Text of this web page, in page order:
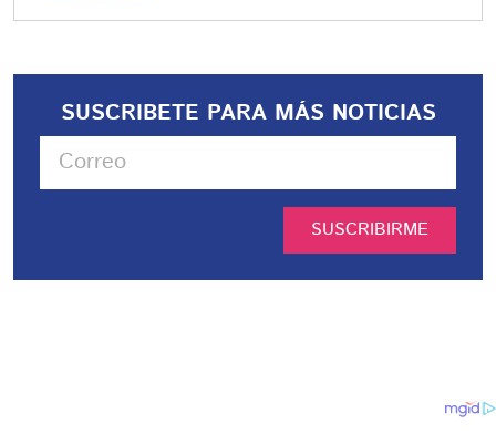
SUSCRIBETE PARA MÁS NOTICIAS
SUSCRIBIRME